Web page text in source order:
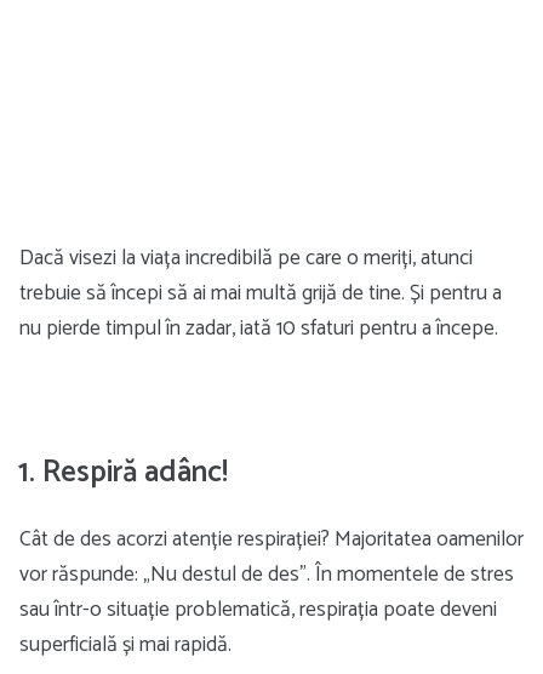
Dacă visezi la viața incredibilă pe care o meriți, atunci
trebuie să începi să ai mai multă grijă de tine. Și pentru a
nu pierde timpul în zadar, iată 10 sfaturi pentru a începe.
1. Respiră adânc!
Cât de des acorzi atenție respirației? Majoritatea oamenilor
vor răspunde: „Nu destul de des”. În momentele de stres
sau într-o situație problematică, respirația poate deveni
superficială și mai rapidă.